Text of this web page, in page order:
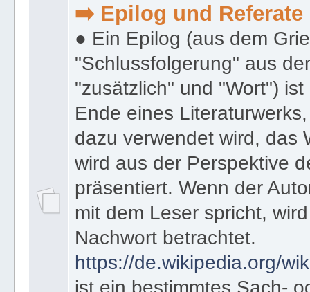
➡️ Epilog und Referate
● Ein Epilog (aus dem
"Schlussfolgerung" aus
"zusätzlich" und "Wort")
Ende eines
dazu verwendet wird, das
wird aus der Perspektive
präsentiert. Wenn der
mit dem Leser spricht,
Nachwort betrachtet.
https://de.wikipedia.org/
ist ein bestimmtes Sach-